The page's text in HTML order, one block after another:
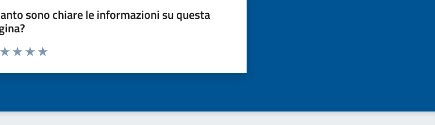
sono chiare le informazioni su questa
da 1 a 5 stelle la pagina